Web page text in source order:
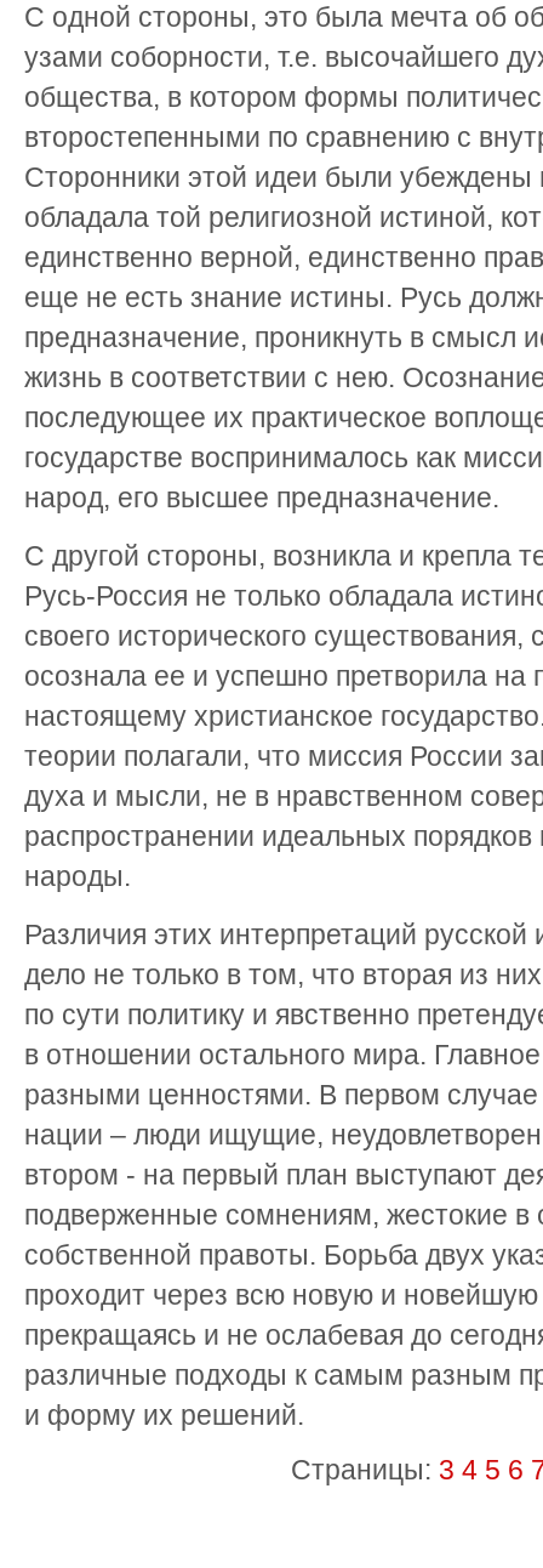
С одной стороны, это была мечта об
узами соборности, т.е. высочайшего
общества, в котором формы
второстепенными по сравнению с
Сторонники этой идеи были убеждены
обладала той религиозной истиной,
единственно верной, единственно
еще не есть знание истины. Русь
предназначение, проникнуть в смысл
жизнь в соответствии с нею.
последующее их практическое
государстве воспринималось как
народ, его высшее предназначение.
С другой стороны, возникла и крепла
Русь-Россия не только обладала
своего исторического
осознала ее и успешно претворила на
настоящему христианское
теории полагали, что миссия России
духа и мысли, не в нравственном
распространении идеальных порядков
народы.
Различия этих интерпретаций
дело не только в том, что вторая из
по сути политику и явственно
в отношении остального мира.
разными ценностями. В первом случае
нации – люди ищущие,
втором - на первый план выступают
подверженные сомнениям, жестокие в
собственной правоты. Борьба двух
проходит через всю новую и
прекращаясь и не ослабевая до
различные подходы к самым разным
и форму их решений.
Страницы: 3 4 5 6